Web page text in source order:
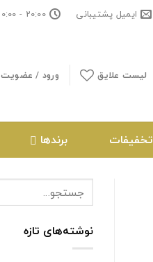
ایمیل پشتیبانی 20:00 - 10:00
لیست علایق ورود / عضویت
تخفیفات برندها
نوشته‌های تازه